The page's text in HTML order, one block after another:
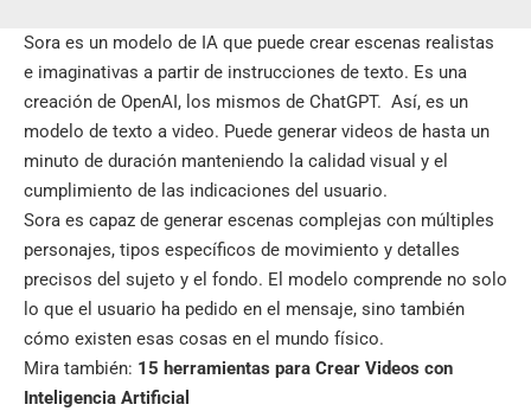
Sora es un modelo de IA que puede crear escenas realistas
e imaginativas a partir de instrucciones de texto. Es una
creación de OpenAI, los mismos de ChatGPT. Así, es un
modelo de texto a video. Puede generar videos de hasta un
minuto de duración manteniendo la calidad visual y el
cumplimiento de las indicaciones del usuario.
Sora es capaz de generar escenas complejas con múltiples
personajes, tipos específicos de movimiento y detalles
precisos del sujeto y el fondo. El modelo comprende no solo
lo que el usuario ha pedido en el mensaje, sino también
cómo existen esas cosas en el mundo físico.
Mira también: 15 herramientas para Crear Videos con
Inteligencia Artificial